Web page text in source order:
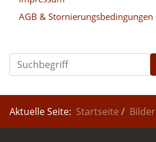
AGB & Stornierungsbedingungen
Aktuelle Seite: Startseite Bilder